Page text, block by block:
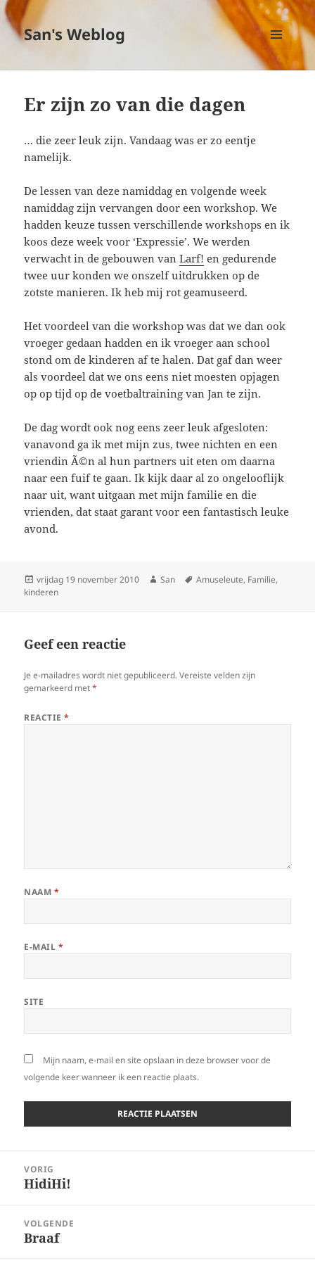
San's Weblog
MENU
EN
Er zijn zo van die dagen
… die zeer leuk zijn. Vandaag was er zo eentje
namelijk.
De lessen van deze namiddag en volgende week
namiddag zijn vervangen door een workshop. We
hadden keuze tussen verschillende workshops en ik
koos deze week voor ‘Expressie’. We werden
verwacht in de gebouwen vanLarf! en gedurende
twee uur konden we onszelf uitdrukken op de
zotste manieren. Ik heb mij rot geamuseerd.
Het voordeel van die workshop was dat we dan ook
vroeger gedaan hadden en ik vroeger aan school
stond om de kinderen af te halen. Dat gaf dan weer
als voordeel dat we ons eens niet moesten opjagen
op op tijd op de voetbaltraining van Jan te zijn.
De dag wordt ook nog eens zeer leuk afgesloten:
vanavond ga ik met mijn zus, twee nichten en een
vriendin Ã©n al hun partners uit eten om daarna
naar een fuif te gaan. Ik kijk daar al zo ongelooflijk
naar uit, want uitgaan met mijn familie en die
vrienden, dat staat garant voor een fantastisch leuke
avond.
Geplaatst
op
vrijdag 19 november 2010 Auteur
San Tags
Amuseleute, Familie,
kinderen
Geef een reactie
Je e-mailadres wordt niet gepubliceerd. Vereiste velden zijn
gemarkeerd met*
REACTIE*
NAAM *
E-MAIL *
SITE
Mijn naam, e-mail en site opslaan in deze browser voor de
volgende keer wanneer ik een reactie plaats.
navigatie
VORIG
Vorig
HidiHi!
VOLGENDE
Volgend
Braaf